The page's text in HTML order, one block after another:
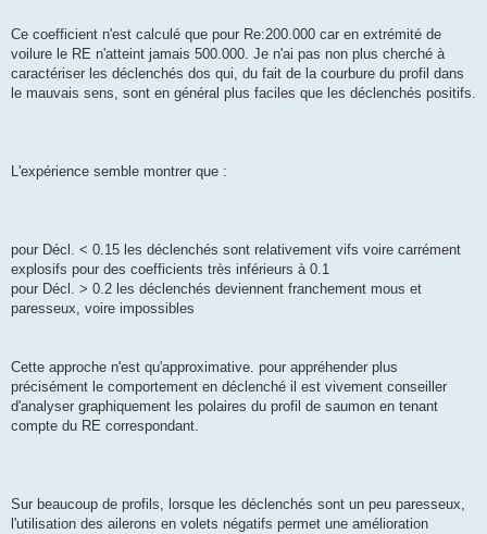
Ce coefficient n'est calculé que pour Re:200.000 car en extrémité de
voilure le RE n'atteint jamais 500.000. Je n'ai pas non plus cherché à
caractériser les déclenchés dos qui, du fait de la courbure du profil dans
le mauvais sens, sont en général plus faciles que les déclenchés positifs.
L'expérience semble montrer que :
pour Décl. < 0.15 les déclenchés sont relativement vifs voire carrément
explosifs pour des coefficients très inférieurs à 0.1
pour Décl. > 0.2 les déclenchés deviennent franchement mous et
paresseux, voire impossibles
Cette approche n'est qu'approximative. pour appréhender plus
précisément le comportement en déclenché il est vivement conseiller
d'analyser graphiquement les polaires du profil de saumon en tenant
compte du RE correspondant.
Sur beaucoup de profils, lorsque les déclenchés sont un peu paresseux,
l'utilisation des ailerons en volets négatifs permet une amélioration